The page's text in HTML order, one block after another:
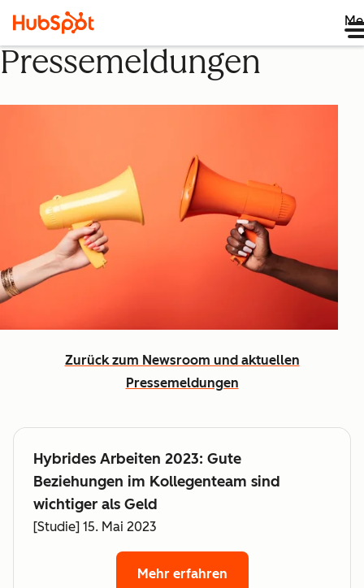
Pressemeldungen
Zurück zum Newsroom und aktuellen
Pressemeldungen
Hybrides Arbeiten 2023: Gute
Beziehungen im Kollegenteam sind
wichtiger als Geld
[Studie] 15. Mai 2023
Mehr erfahren